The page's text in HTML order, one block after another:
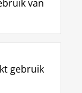
een
van
gebruik